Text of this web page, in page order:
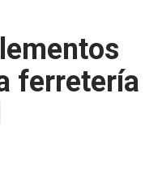
ferretería